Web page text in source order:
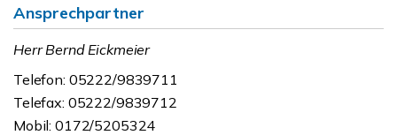
Ansprechpartner
Herr Bernd Eickmeier
Telefon: 05222/9839711
Telefax: 05222/9839712
Mobil: 0172/5205324